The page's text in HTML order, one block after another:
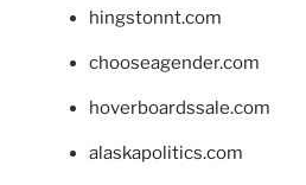
hingstonnt.com
chooseagender.com
hoverboardssale.com
alaskapolitics.com